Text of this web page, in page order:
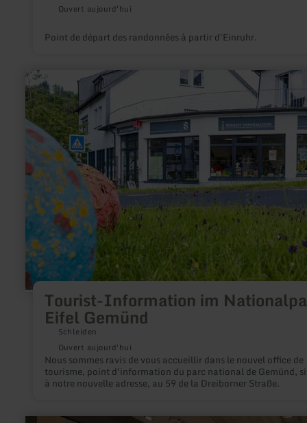
Ouvert aujourd'hui
Point de départ des randonnées à partir d'Einruhr.
Tourist-Information im
Eifel Gemünd
Schleiden
Ouvert aujourd'hui
Nous sommes ravis de vous accueillir dans le nouvel office de
tourisme, point d'information du parc national de Gemünd,
à notre nouvelle adresse, au 59 de la Dreiborner Straße.
en
savoir
plus
sur
:
Tourist-
Information
Nationalpark
Eifel
Gemünd